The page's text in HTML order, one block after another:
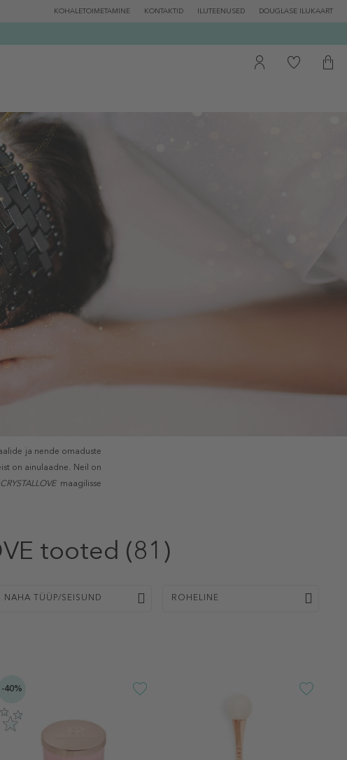
KOHALETOIMETAMINE KONTAKTID ILUTEENUSED DOUGLASE ILUKAART
ja nende omaduste
on ainulaadne. Neil on
CRYSTALLOVEmaagilisse
tooted (81)
NAHA TÜÜP/SEISUND ROHELINE
-40%